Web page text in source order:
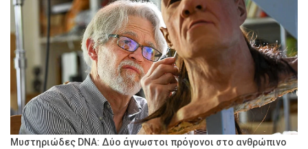
Μυστηριώδες DNA: Δύο άγνωστοι πρόγονοι στο ανθρώπινο